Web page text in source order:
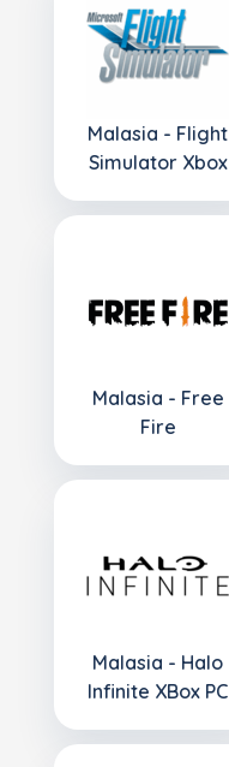
Malasia - Flight
Simulator Xbox
Malasia - Free
Fire
Malasia - Halo
Infinite XBox PC